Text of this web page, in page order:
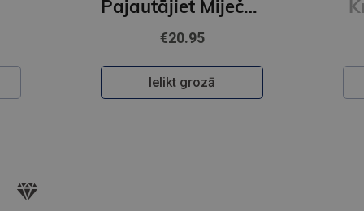
Krāsainā pasaule
€22.50
Ielikt grozā